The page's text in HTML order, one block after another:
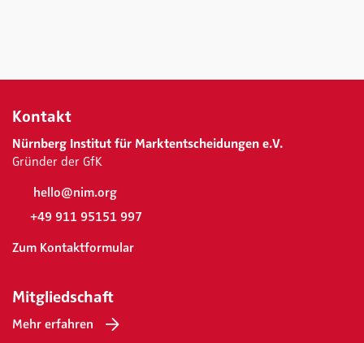
Kontakt
Nürnberg Institut für Marktentscheidungen e.V.
Gründer der GfK
hello@nim.org
+49 911 95151 997
Zum Kontaktformular
Mitgliedschaft
Mehr erfahren